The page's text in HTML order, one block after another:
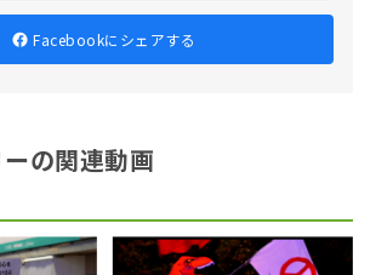
Facebookにシェアする
の関連動画